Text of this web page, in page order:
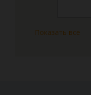
Показать все